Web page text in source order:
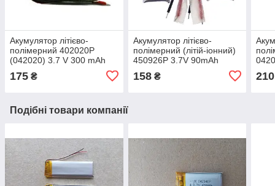
Акумулятор літієво-
полімерний 402020P
(042020) 3.7 V 300 mAh
175 ₴
Акумулятор літієво-
полімерний (літій-іонний)
450926P 3.7V 90mAh
158₴ 210
Подібні товари компанії